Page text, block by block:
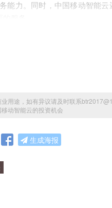
能力。同时，中国移动智能云
服务。
些领域有着广阔的市场空间。
拓展业务。此外，中国移动智
。如果认为云计算、大数据、
业绩表现，那么可以考虑投资
用途，如有异议请及时联系
动智能云的投资机会
生成海报